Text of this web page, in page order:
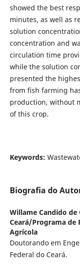
showed the best
minutes, as well as
solution
concentration and
circulation time
while the solution
presented the
from fish farming
production, without
of this crop.
Keywords:
Biografia do
Willame Candido de
Ceará/Programa de
Agrícola
Doutorando em
Federal do Ceará.